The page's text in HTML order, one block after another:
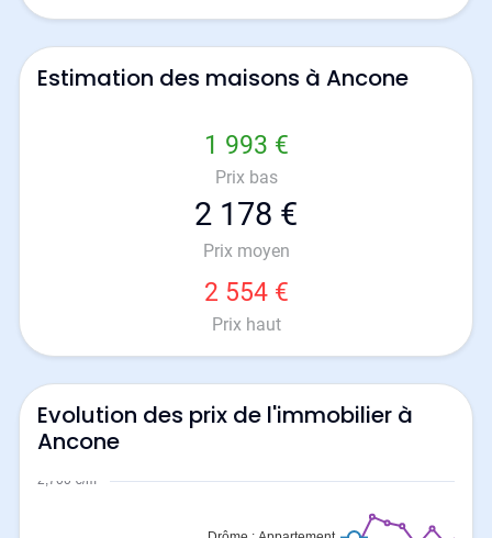
Estimation des maisons à Ancone
1 993 €
Prix bas
2 178 €
Prix moyen
2 554 €
Prix haut
Evolution des prix de l'immobilier à
Ancone